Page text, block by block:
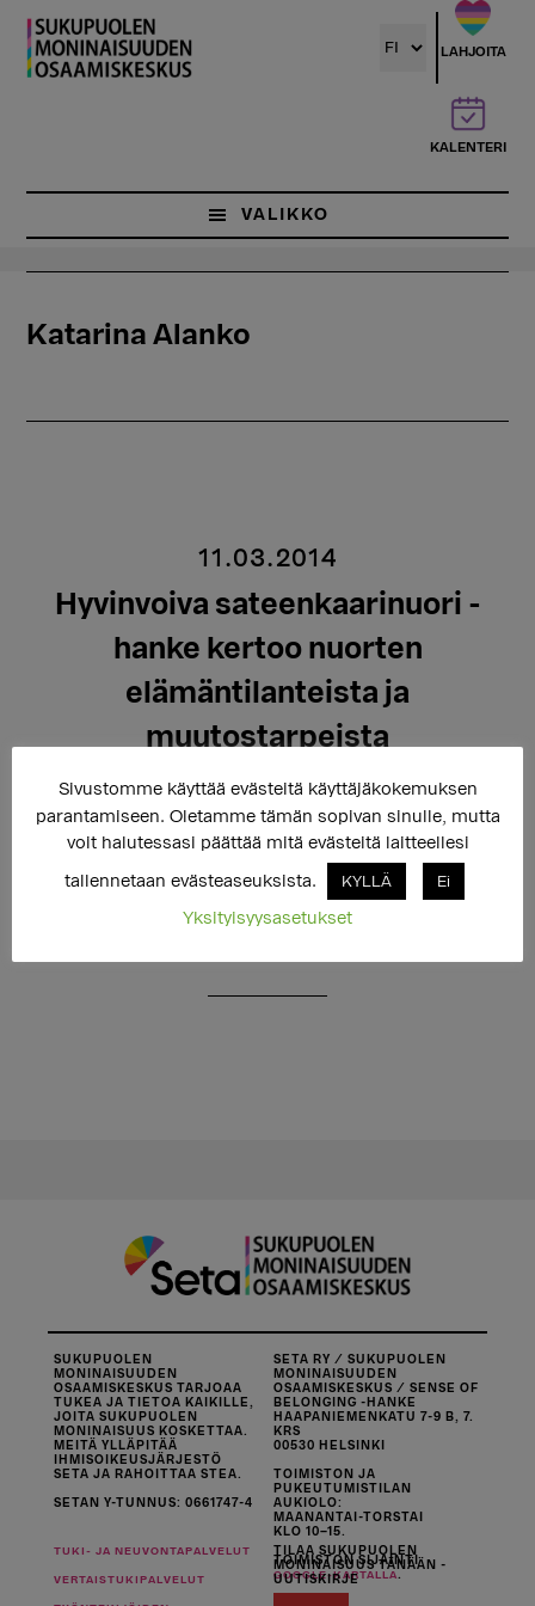
Hyppää
pääsisältöön
LAHJOITA
KALENTERI
VALIKKO
Katarina Alanko
11.03.2014
Hyvinvoiva sateenkaarinuori -
hanke kertoo nuorten
elämäntilanteista ja
muutostarpeista
Setan ja Nuorisotutkimusseuran Hyvinvoiva
sateenkaarinuori -tutkimusraportti on julkaistu nyt
myös suomeksi. Tutkimus jatkuu laadullisella osiolla,
jossa kerätään tarinoita sateenkaarinuoruudesta.
SUKUPUOLEN
MONINAISUUDEN
OSAAMISKESKUS TARJOAA
TUKEA JA TIETOA KAIKILLE,
JOITA SUKUPUOLEN
MONINAISUUS KOSKETTAA.
MEITÄ YLLÄPITÄÄ
IHMISOIKEUSJÄRJESTÖ
SETA JA RAHOITTAA STEA.
SETAN Y-TUNNUS: 0661747-4
SETA RY / SUKUPUOLEN
MONINAISUUDEN
OSAAMISKESKUS / SENSE OF
BELONGING -HANKE
HAAPANIEMENKATU 7-9 B, 7.
KRS
00530 HELSINKI
TOIMISTON JA
PUKEUTUMISTILAN
AUKIOLO:
MAANANTAI-TORSTAI
KLO 10–15.
TOIMISTON SIJAINTI
GOOGLE-KARTALLA
TUKI- JA NEUVONTAPALVELUT
VERTAISTUKIPALVELUT
TILAA SUKUPUOLEN
MONINAISUUS TÄNÄÄN -
UUTISKIRJE
Sivustomme käyttää evästeitä käyttäjäkokemuksen
parantamiseen. Oletamme tämän sopivan sinulle, mutta
voit halutessasi päättää mitä evästeitä laitteellesi
tallennetaan evästeaseuksista. KYLLÄ Ei
Yksityisyysasetukset